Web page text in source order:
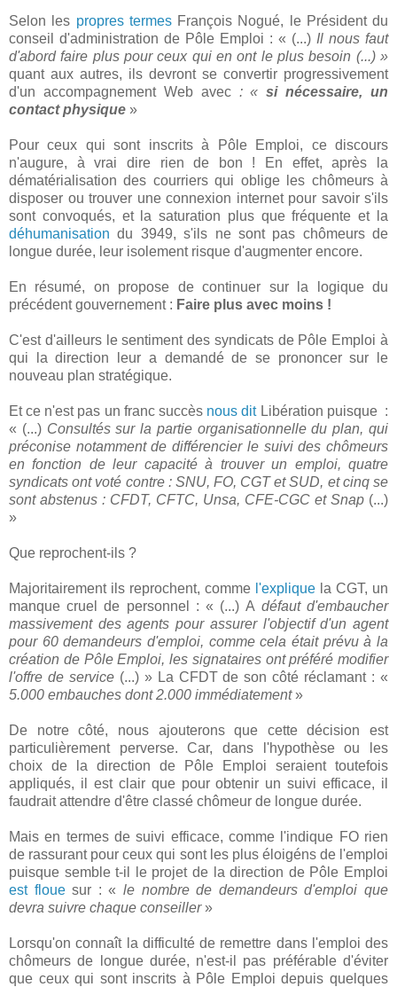
Selon les propres termesFrançois Nogué, le Président du
conseil d'administration de Pôle Emploi : « (...) Il nous faut
d'abord faire plus pour ceux qui en ont le plus besoin (...) »
quant aux autres, ils devront se convertir progressivement
d'un accompagnement Web avec: « si nécessaire, un
contact physique »
Pour ceux qui sont inscrits à Pôle Emploi, ce discours
n'augure, à vrai dire rien de bon ! En effet, après la
dématérialisation des courriers qui oblige les chômeurs à
disposer ou trouver une connexion internet pour savoir s'ils
sont convoqués, et la saturation plus que fréquente et la
déhumanisation du 3949, s'ils ne sont pas chômeurs de
longue durée, leur isolement risque d'augmenter encore.
En résumé, on propose de continuer sur la logique du
précédent gouvernement : Faire plus avec moins !
C'est d'ailleurs le sentiment des syndicats de Pôle Emploi à
qui la direction leur a demandé de se prononcer sur le
nouveau plan stratégique.
Et ce n'est pas un franc succès nous dit Libération puisque :
« (...) Consultés sur la partie organisationnelle du plan, qui
préconise notamment de différencier le suivi des chômeurs
en fonction de leur capacité à trouver un emploi, quatre
syndicats ont voté contre : SNU, FO, CGT et SUD, et cinq se
sont abstenus : CFDT, CFTC, Unsa, CFE-CGC et Snap (...)
»
Que reprochent-ils ?
Majoritairement ils reprochent, comme l'explique la CGT, un
manque cruel de personnel : « (...) A défaut d'embaucher
massivement des agents pour assurer l'objectif d'un agent
pour 60 demandeurs d'emploi, comme cela était prévu à la
création de Pôle Emploi, les signataires ont préféré modifier
l'offre de service (...) » La CFDT de son côté réclamant : «
5.000 embauches dont 2.000 immédiatement»
De notre côté, nous ajouterons que cette décision est
particulièrement perverse. Car, dans l'hypothèse ou les
choix de la direction de Pôle Emploi seraient toutefois
appliqués, il est clair que pour obtenir un suivi efficace, il
faudrait attendre d'être classé chômeur de longue durée.
Mais en termes de suivi efficace, comme l'indique FO rien
de rassurant pour ceux qui sont les plus éloigéns de l'emploi
puisque semble t-il le projet de la direction de Pôle Emploi
est flouesur : «le nombre de demandeurs d'emploi que
devra suivre chaque conseiller»
Lorsqu'on connaît la difficulté de remettre dans l'emploi des
chômeurs de longue durée, n'est-il pas préférable d'éviter
que ceux qui sont inscrits à Pôle Emploi depuis quelques